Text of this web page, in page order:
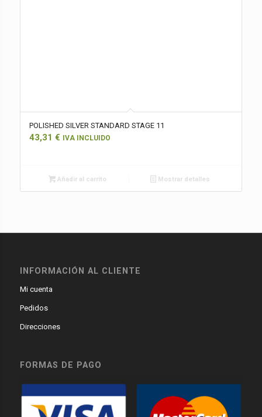
POLISHED SILVER STANDARD STAGE 11
43,31 € IVA INCLUIDO
Añadir al carrito Mostrar detalles
INFORMACIÓN AL CLIENTE
Mi cuenta
Pedidos
Direcciones
FORMAS DE PAGO